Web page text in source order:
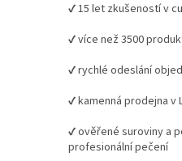
✔ 15 let zkušeností v
✔ více než 3500
✔ rychlé odeslání
✔ kamenná prodejna v
✔ ověřené suroviny a
profesionální pečení